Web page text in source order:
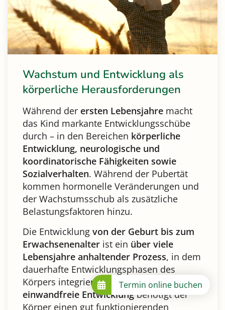
Wachstum und Entwicklung als
körperliche Herausforderungen
Während der ersten Lebensjahre macht
das Kind markante Entwicklungsschübe
durch – in den Bereichen körperliche
Entwicklung, neurologische und
koordinatorische Fähigkeiten sowie
Sozialverhalten. Während der Pubertät
kommen hormonelle Veränderungen und
der Wachstumsschub als zusätzliche
Belastungsfaktoren hinzu.
Die Entwicklung von der Geburt bis zum
Erwachsenenalter ist ein über viele
Lebensjahre anhaltender Prozess, in dem
dauerhafte Entwicklungsphasen des
Körpers integriert sind. Für eine
einwandfreie Entwicklungbenötigt der
Körper einen gut funktionierenden
Termin online buchen